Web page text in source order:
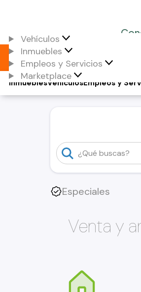
Vehículos
Inmuebles
Empleos y Servicios
Marketplace
Vehículos
Inmuebles Empleos y
Especiales
Venta y